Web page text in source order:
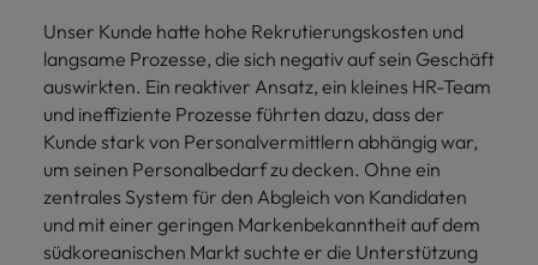
Unser Kunde hatte hohe Rekrutierungskosten und
langsame Prozesse, die sich negativ auf sein Geschäft
auswirkten. Ein reaktiver Ansatz, ein kleines HR-Team
und ineffiziente Prozesse führten dazu, dass der
Kunde stark von Personalvermittlern abhängig war,
um seinen Personalbedarf zu decken. Ohne ein
zentrales System für den Abgleich von Kandidaten
und mit einer geringen Markenbekanntheit auf dem
südkoreanischen Markt suchte er die Unterstützung